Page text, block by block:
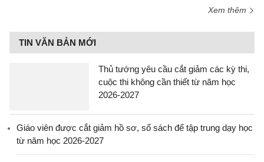
Xem thêm
TIN VĂN BẢN MỚI
Thủ tướng yêu cầu cắt giảm các kỳ thi,
cuộc thi không cần thiết từ năm học
2026-2027
Giáo viên được cắt giảm hồ sơ, sổ sách để tập trung dạy học
từ năm học 2026-2027